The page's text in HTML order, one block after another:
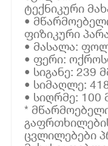
ტექნიკური
•
ფიზიკური
• მასალა:
• ფერი:
• სიგანე: 239
• სიმაღლე:
• სიღრმე: 100
*
ცვლილებები